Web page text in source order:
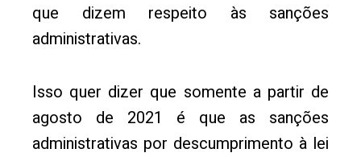
que dizem respeito às sanções
administrativas.
Isso quer dizer que somente a partir de
agosto de 2021 é que as sanções
administrativas por descumprimento à lei